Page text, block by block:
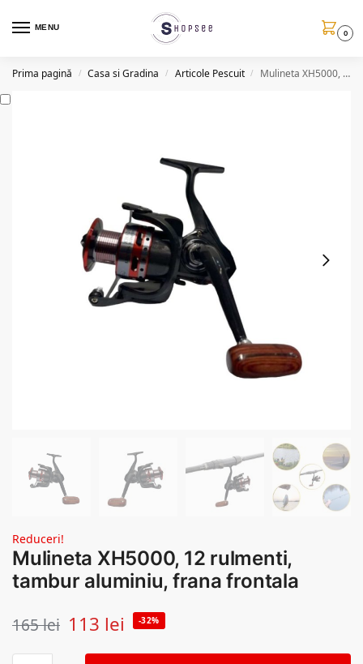
MENU
0
Prima pagină / Casa si Gradina / Articole Pescuit / Mulineta XH5000, 12 rulmenti, tambur aluminiu, frana frontala
Reduceri!
Mulineta XH5000, 12 rulmenti,
tambur aluminiu, frana frontala
165lei 113 lei -32%